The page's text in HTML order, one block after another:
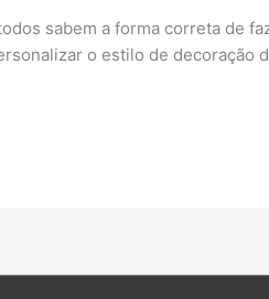
sabem a forma correta de
o estilo de decoração